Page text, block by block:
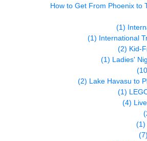
How to Get From Phoenix to
(1)
International
(1)
Kid-
(2)
Ladies'
(1)
Lake Havasu to
(2)
(1)
(4)
(1)
(7)